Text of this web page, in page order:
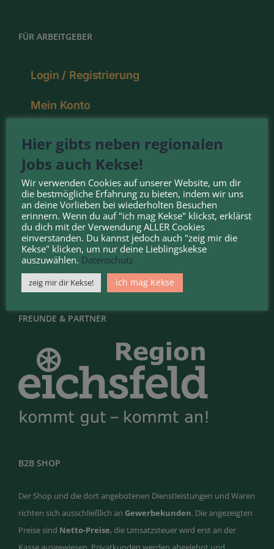
FÜR ARBEITGEBER
Login / Registrierung
Mein Konto
Pakete
Deine Vorteile
NOMINIERT FÜR DEN:
FREUNDE & PARTNER
B2B SHOP
Der Shop und die dort angebotenen Dienstleistungen und Waren
richten sich ausschließlich an Gewerbekunden. Die angezeigten
Preise sind Netto-Preise, die Umsatzsteuer wird erst an der
Hier gibts neben regionalen
Jobs auch Kekse!
Wir verwenden Cookies auf unserer Website, um dir
die bestmögliche Erfahrung zu bieten, indem wir uns
an deine Vorlieben bei wiederholten Besuchen
erinnern. Wenn du auf "ich mag Kekse" klickst, erklärst
du dich mit der Verwendung ALLER Cookies
einverstanden. Du kannst jedoch auch "zeig mir die
Kekse" klicken, um nur deine Lieblingskekse
auszuwählen. Datenschutz
zeig mir dir Kekse! ich mag Kekse